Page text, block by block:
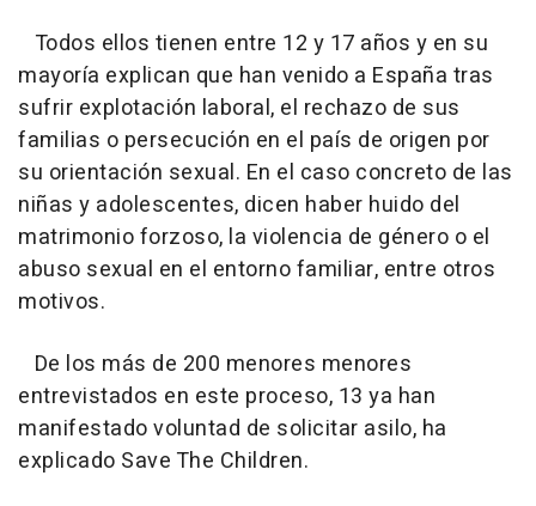
Todos ellos tienen entre 12 y 17 años y en su
mayoría explican que han venido a España tras
sufrir explotación laboral, el rechazo de sus
familias o persecución en el país de origen por
su orientación sexual. En el caso concreto de las
niñas y adolescentes, dicen haber huido del
matrimonio forzoso, la violencia de género o el
abuso sexual en el entorno familiar, entre otros
motivos.
De los más de 200 menores menores
entrevistados en este proceso, 13 ya han
manifestado voluntad de solicitar asilo, ha
explicado Save The Children.